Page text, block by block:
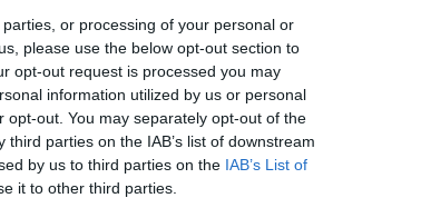
or processing of your personal or
please use the below opt-out section to
opt-out request is processed you may
information utilized by us or personal
out. You may separately opt-out of the
parties on the IAB’s list of downstream
by us to third parties on the IAB’s List of
it to other third parties.
di prelievo di alcune
GIUGNO 2025ORE 13:49
dei Cammini
e contenuti di qualità per
Progetto Valtiberina
Benzina,
ecco dove